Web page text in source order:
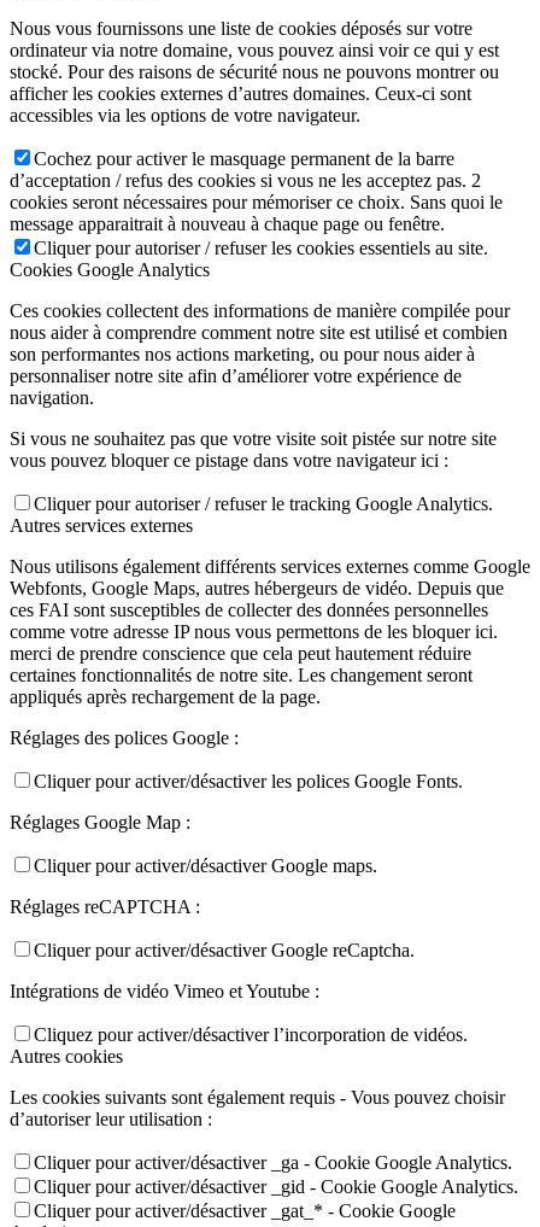
Nous vous fournissons une liste de cookies déposés sur votre
ordinateur via notre domaine, vous pouvez ainsi voir ce qui y est
stocké. Pour des raisons de sécurité nous ne pouvons montrer ou
afficher les cookies externes d’autres domaines. Ceux-ci sont
accessibles via les options de votre navigateur.
Cochez pour activer le masquage permanent de la barre
d’acceptation / refus des cookies si vous ne les acceptez pas. 2
cookies seront nécessaires pour mémoriser ce choix. Sans quoi le
message apparaitrait à nouveau à chaque page ou fenêtre.
Cliquer pour autoriser / refuser les cookies essentiels au site.
Cookies Google Analytics
Ces cookies collectent des informations de manière compilée pour
nous aider à comprendre comment notre site est utilisé et combien
son performantes nos actions marketing, ou pour nous aider à
personnaliser notre site afin d’améliorer votre expérience de
navigation.
Si vous ne souhaitez pas que votre visite soit pistée sur notre site
vous pouvez bloquer ce pistage dans votre navigateur ici :
Cliquer pour autoriser / refuser le tracking Google Analytics.
Autres services externes
Nous utilisons également différents services externes comme Google
Webfonts, Google Maps, autres hébergeurs de vidéo. Depuis que
ces FAI sont susceptibles de collecter des données personnelles
comme votre adresse IP nous vous permettons de les bloquer ici.
merci de prendre conscience que cela peut hautement réduire
certaines fonctionnalités de notre site. Les changement seront
appliqués après rechargement de la page.
Réglages des polices Google :
Cliquer pour activer/désactiver les polices Google Fonts.
Réglages Google Map :
Cliquer pour activer/désactiver Google maps.
Réglages reCAPTCHA :
Cliquer pour activer/désactiver Google reCaptcha.
Intégrations de vidéo Vimeo et Youtube :
Cliquez pour activer/désactiver l’incorporation de vidéos.
Autres cookies
Les cookies suivants sont également requis - Vous pouvez choisir
d’autoriser leur utilisation :
Cliquer pour activer/désactiver _ga - Cookie Google Analytics.
Cliquer pour activer/désactiver _gid - Cookie Google Analytics.
Cliquer pour activer/désactiver _gat_* - Cookie Google